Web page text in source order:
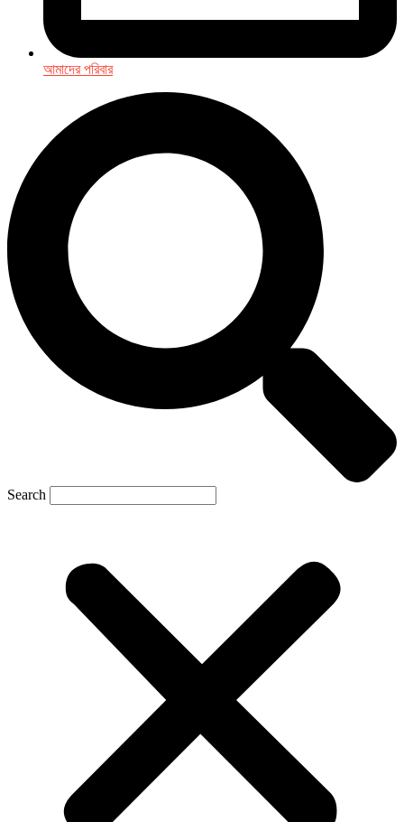
আমাদের পরিবার
Search